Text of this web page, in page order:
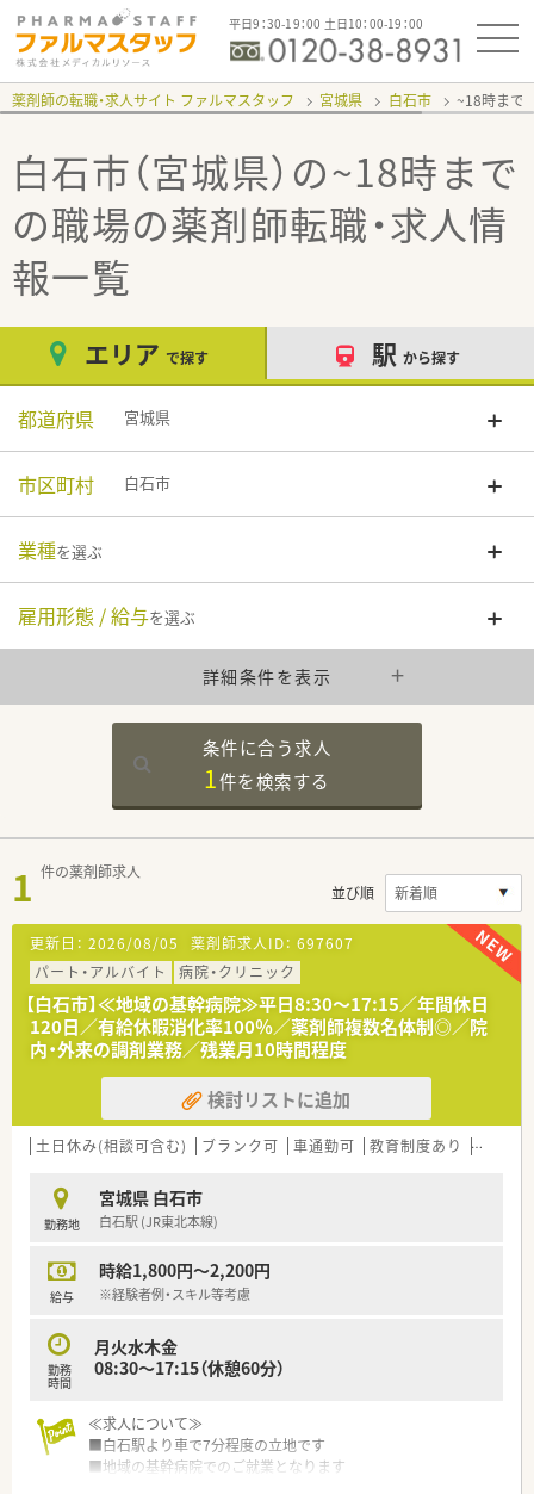
平日9：30-19：00 土日10：00-19：00
薬剤師の転職・求人サイト ファルマスタッフ 宮城県 白石市 ~18時まで
白石市（宮城県）の~18時まで
の職場の薬剤師転職・求人情
報一覧
エリア で探す 駅 から探す
都道府県 宮城県
市区町村 白石市
業種を選ぶ
雇用形態 / 給与を選ぶ
詳細条件を表示
条件に合う求人
1件を検索する
1 件の薬剤師求人
並び順
更新日： 2026/08/05 薬剤師求人ID： 697607
パート・アルバイト
病院・クリニック
【白石市】≪地域の基幹病院≫平日8:30～17:15／年間休日
120日／有給休暇消化率100％／薬剤師複数名体制◎／院
内・外来の調剤業務／残業月10時間程度
検討リストに追加
土日休み(相談可含む) ブランク可 車通勤可 教育制度あり ~18時
勤務地
宮城県 白石市
白石駅 (JR東北本線)
給与
時給1,800円～2,200円
※経験者例・スキル等考慮
勤務
時間
月火水木金
08:30～17:15（休憩60分）
≪求人について≫
■白石駅より車で7分程度の立地です
■地域の基幹病院でのご就業となります